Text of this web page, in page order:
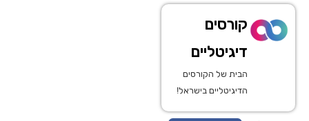
קורסים
דיגיטליים
הבית של הקורסים
הדיגיטליים בישראל!